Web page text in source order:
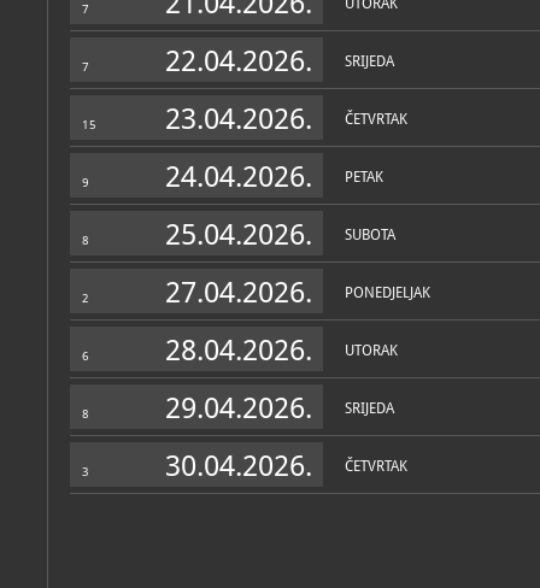
7 UTORAK
7 22.04.2026. SRIJEDA
15 23.04.2026. ČETVRTAK
9 24.04.2026. PETAK
8 25.04.2026. SUBOTA
2 27.04.2026. PONEDJELJAK
6 28.04.2026. UTORAK
8 29.04.2026. SRIJEDA
3 30.04.2026. ČETVRTAK